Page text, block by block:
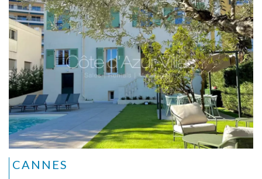
CANNES